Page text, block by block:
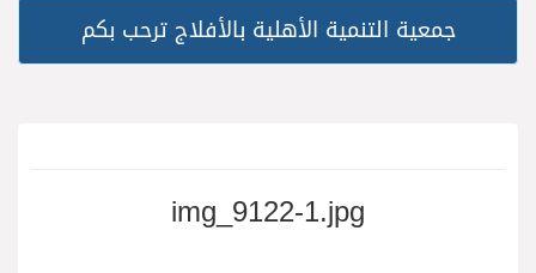
جمعية التنمية الأهلية بالأفلاج ترحب بكم
img_9122-1.jpg